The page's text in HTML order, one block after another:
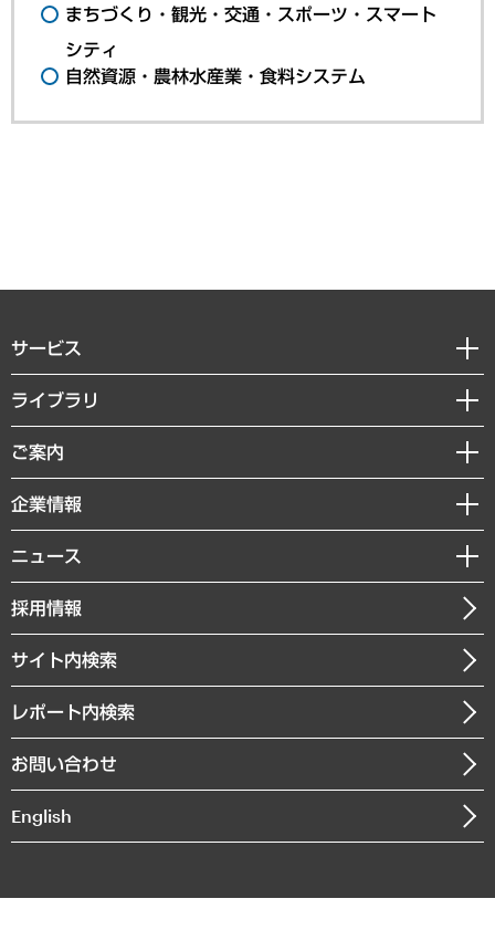
まちづくり・観光・交通・スポーツ・スマート
シティ
自然資源・農林水産業・食料システム
サービス
経営戦略
組織・人事戦略
デジタルイノベーション
共生・ダイバーシティ
GRC（ガバナンス・リスク・コンプライアンス）・防災（政策）
経済・産業・雇用・労働
まちづくり・観光・交通・スポーツ・スマートシティ
自然資源・農林水産業・食料システム
ライブラリ
経済調査
レポート
コラム
経営用語集
受託・受注実績（官公庁関連）
メディア掲載・出演
ご案内
セミナー・イベント情報
MUFGビジネスセミナー
受託案件情報
企業情報
私たちの想い
社長メッセージ
会社概要
沿革
組織図・本部部室紹介
インドネシア現地法人
個人情報保護方針
ニュース
ニュースリリース
お知らせ
採用情報
サイト内検索
レポート内検索
お問い合わせ
English